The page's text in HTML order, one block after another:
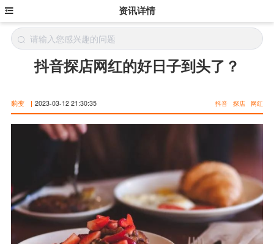
资讯详情
抖音探店网红的好日子到头了？
豹变 | 2023-03-12 21:30:35 抖音 探店 网红